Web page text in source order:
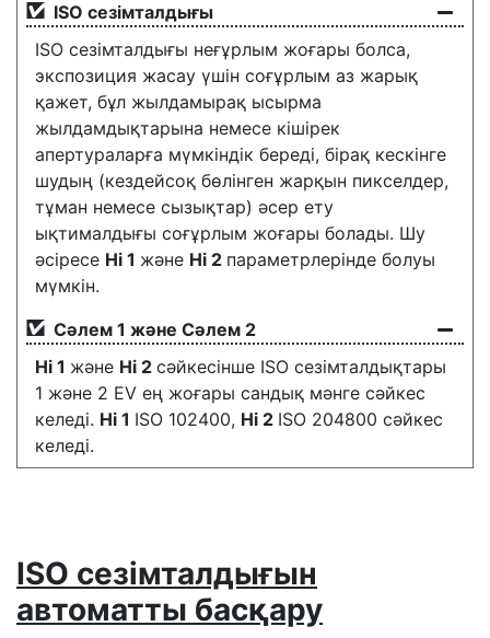
ISO сезімталдығы
ISO сезімталдығы неғұрлым жоғары болса,
экспозиция жасау үшін соғұрлым аз жарық
қажет, бұл жылдамырақ ысырма
жылдамдықтарына немесе кішірек
апертураларға мүмкіндік береді, бірақ кескінге
шудың (кездейсоқ бөлінген жарқын пикселдер,
тұман немесе сызықтар) әсер ету
ықтималдығы соғұрлым жоғары болады. Шу
әсіресе Hi 1 және Hi 2 параметрлерінде болуы
мүмкін.
Сәлем 1 және Сәлем 2
Hi 1 және Hi 2 сәйкесінше ISO сезімталдықтары
1 және 2 EV ең жоғары сандық мәнге сәйкес
келеді. Hi 1 ISO 102400, Hi 2 ISO 204800 сәйкес
келеді.
ISO сезімталдығын
автоматты басқару